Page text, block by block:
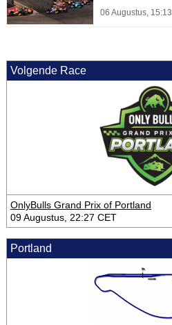
06 Augustus, 15:13
Volgende Race
OnlyBulls Grand Prix of Portland
09 Augustus, 22:27 CET
Portland